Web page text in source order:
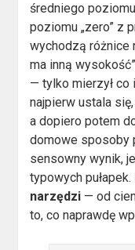
średniego
poziomu „zero” z
wychodzą różnice
ma inną
— tylko mierzył co
najpierw ustala się,
a dopiero potem
domowe sposoby
sensowny wynik,
typowych pułapek.
narzędzi — od
to, co naprawdę